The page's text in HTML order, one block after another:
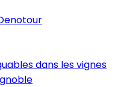
dans les vignes